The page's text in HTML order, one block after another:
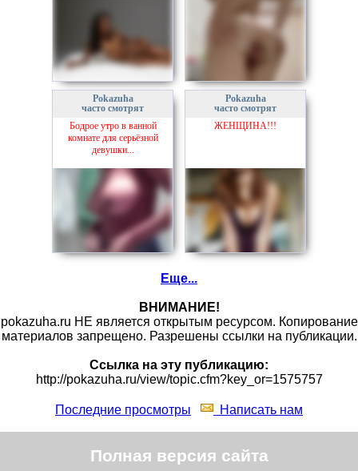
Pokazuha
часто смотрят
Бодрое утро в ванной
комнате для серьёзной
девушки...
Pokazuha
часто смотрят
ЖЕНЩИНА!!!
Еще...
ВНИМАНИЕ!
pokazuha.ru НЕ является открытым ресурсом. Копирование
материалов запрещено. Разрешены ссылки на публикации.
Ссылка на эту публикацию:
http://pokazuha.ru/view/topic.cfm?key_or=1575757
Последние просмотры Написать нам
Полная версия сайта